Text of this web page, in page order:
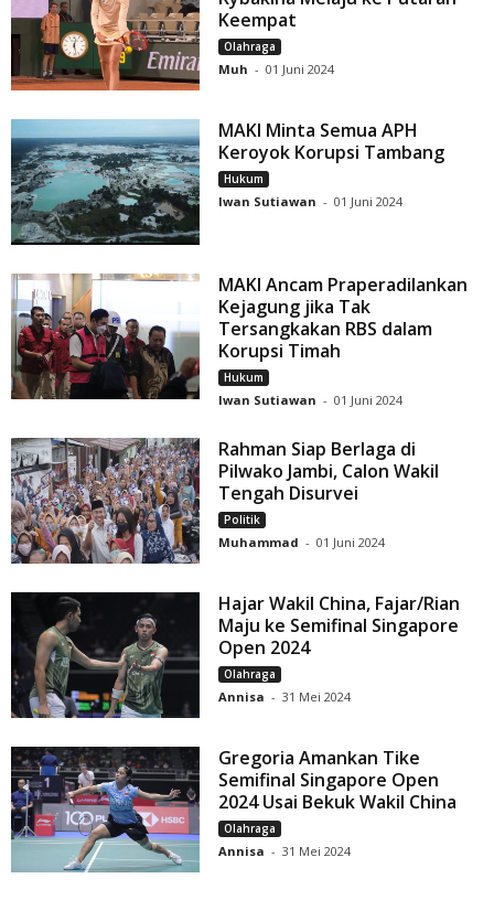
Keempat
Olahraga
Muh - 01 Juni 2024
MAKI Minta Semua APH
Keroyok Korupsi Tambang
Hukum
Iwan Sutiawan - 01 Juni 2024
MAKI Ancam Praperadilankan
Kejagung jika Tak
Tersangkakan RBS dalam
Korupsi Timah
Hukum
Iwan Sutiawan - 01 Juni 2024
Rahman Siap Berlaga di
Pilwako Jambi, Calon Wakil
Tengah Disurvei
Politik
Muhammad - 01 Juni 2024
Hajar Wakil China, Fajar/Rian
Maju ke Semifinal Singapore
Open 2024
Olahraga
Annisa - 31 Mei 2024
Gregoria Amankan Tike
Semifinal Singapore Open
2024 Usai Bekuk Wakil China
Olahraga
Annisa - 31 Mei 2024